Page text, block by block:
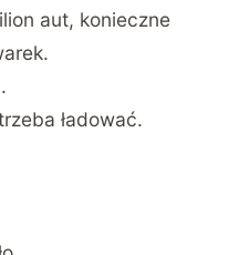
aut, konieczne
ładować.